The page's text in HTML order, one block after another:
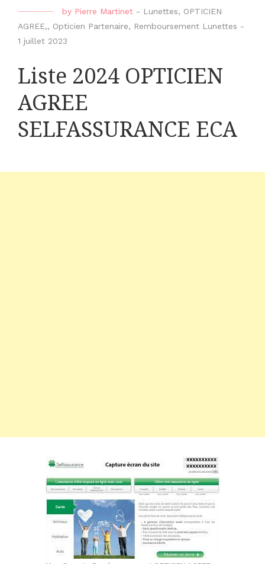
by Pierre Martinet - Lunettes, OPTICIEN
AGREE,, Opticien Partenaire, Remboursement Lunettes -
1 juillet 2023
Liste 2024 OPTICIEN
AGREE
SELFASSURANCE ECA